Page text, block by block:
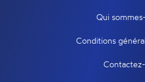
Qui
Conditions